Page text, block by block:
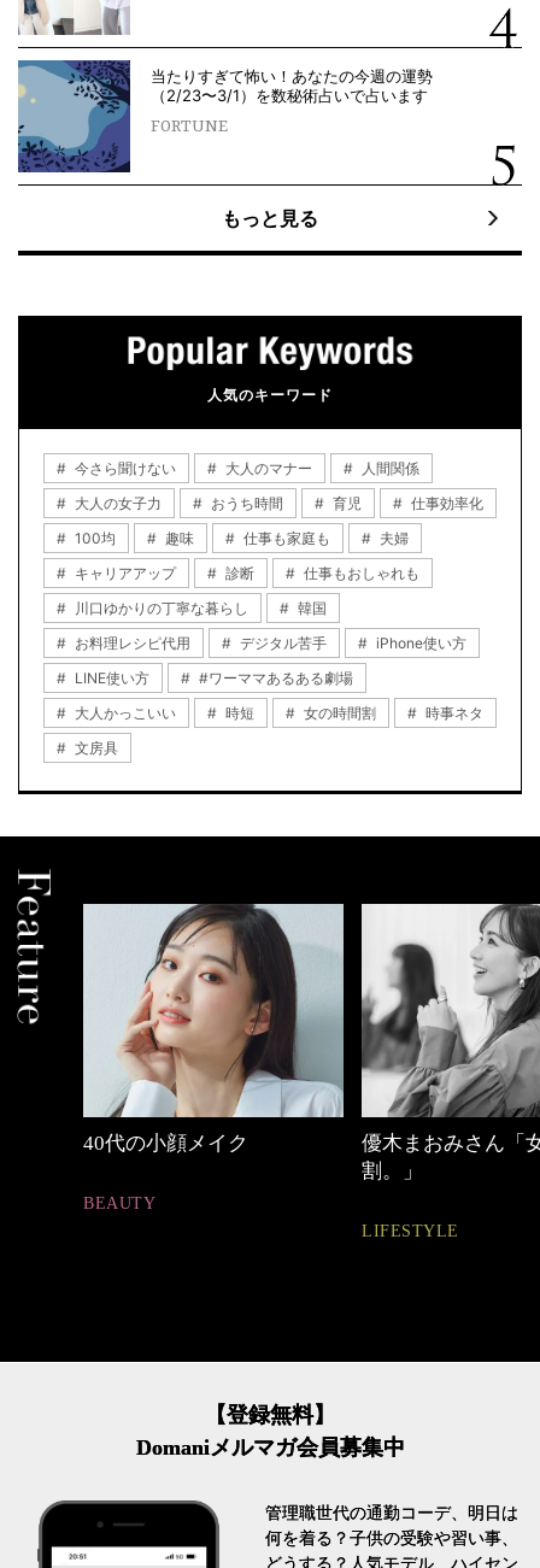
当たりすぎて怖い！あなたの今週の運勢
（2/23〜3/1）を数秘術占いで占います
FORTUNE
もっと見る
人気のキーワード
今さら聞けない 大人のマナー
人間関係
大人の女子力
おうち時間 育児
仕事効率化
100均
趣味 仕事も家庭も
夫婦
キャリアアップ
診断
仕事もおしゃれも
川口ゆかりの丁寧な暮らし
韓国
お料理レシピ代用
デジタル苦手
iPhone使い方
LINE使い方
#ワーママあるある劇場
大人かっこいい
時短 女の時間割
時事ネタ
文房具
40代の小顔メイク
BEAUTY
優木まおみさん「
割。」
LIFESTYLE
【登録無料】
Domaniメルマガ会員募集中
管理職世代の通勤コーデ、明日は
何を着る？子供の受験や習い事、
どうする？人気モデル、ハイセン